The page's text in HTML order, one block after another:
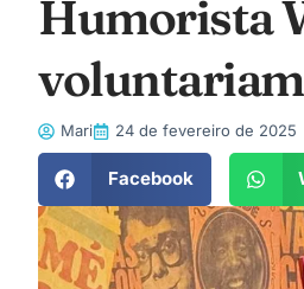
Humorista
Mari 24 de fevereiro de 2025
Facebook